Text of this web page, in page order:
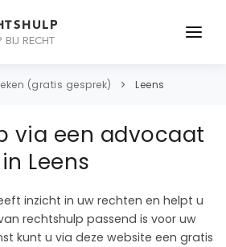
BIJ RECHT
(gratis gesprek) Leens
via een advocaat
in Leens
inzicht in uw rechten en helpt u
rechtshulp passend is voor uw
kunt u via deze website een gratis